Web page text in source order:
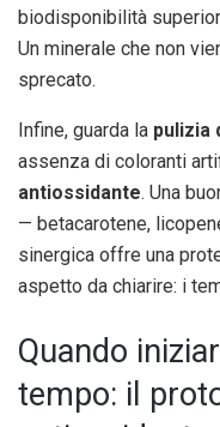
biodisponibilità
Un minerale che non
sprecato.
Infine, guarda la pulizia
assenza di coloranti
antiossidante. Una
— betacarotene,
sinergica offre una
aspetto da chiarire: i
Quando
tempo: il